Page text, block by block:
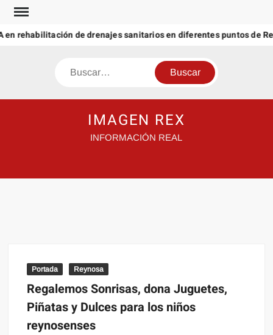
Saltar
contenido
en rehabilitación de drenajes sanitarios en diferentes puntos de
Buscar
IMAGEN REX
INFORMACIÓN REAL
Portada Reynosa
Regalemos Sonrisas, dona Juguetes,
Piñatas y Dulces para los niños
reynosenses